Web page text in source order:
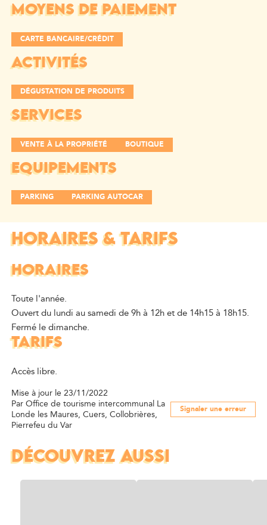
MOYENS DE PAIEMENT
CARTE BANCAIRE/CRÉDIT
ACTIVITÉS
DÉGUSTATION DE PRODUITS
SERVICES
VENTE À LA PROPRIÉTÉ BOUTIQUE
EQUIPEMENTS
PARKING PARKING AUTOCAR
HORAIRES & TARIFS
HORAIRES
Toute l'année.
Ouvert du lundi au samedi de 9h à 12h et de 14h15 à 18h15.
Fermé le dimanche.
TARIFS
Accès libre.
Mise à jour le 23/11/2022
Par Office de tourisme intercommunal La
Londe les Maures, Cuers, Collobrières,
Pierrefeu du Var
Signaler une erreur
DÉCOUVREZ AUSSI